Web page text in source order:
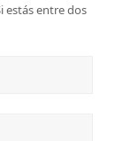
estás entre dos